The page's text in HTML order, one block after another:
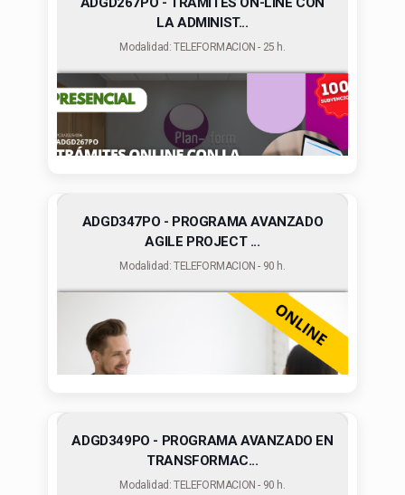
LA ADMINIST...
Modalidad: TELEFORMACION - 25 h.
ADGD347PO - PROGRAMA AVANZADO
AGILE PROJECT ...
Modalidad: TELEFORMACION - 90 h.
ADGD349PO - PROGRAMA AVANZADO EN
TRANSFORMAC...
Modalidad: TELEFORMACION - 90 h.